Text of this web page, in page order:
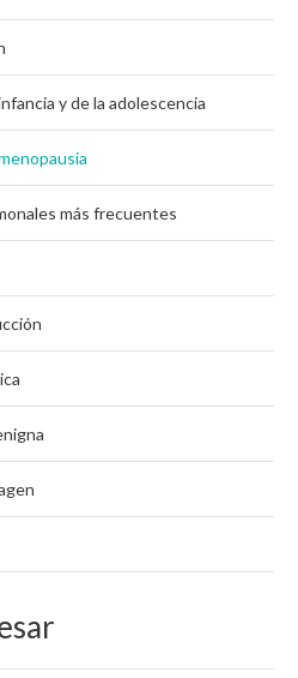
y de la adolescencia
más frecuentes